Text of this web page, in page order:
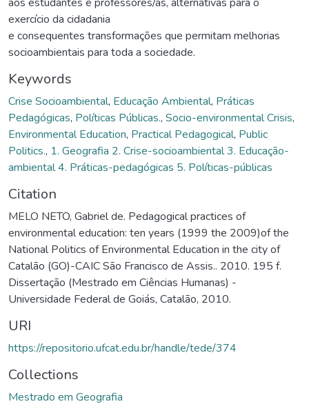
exercício da cidadania
e consequentes transformações que permitam melhorias
socioambientais para toda a sociedade.
Keywords
Crise Socioambiental, Educação Ambiental, Práticas
Pedagógicas, Políticas Públicas., Socio-environmental Crisis,
Environmental Education, Practical Pedagogical, Public
Politics., 1. Geografia 2. Crise-socioambiental 3. Educação-
ambiental 4. Práticas-pedagógicas 5. Políticas-públicas
Citation
MELO NETO, Gabriel de. Pedagogical practices of
environmental education: ten years (1999 the 2009)of the
National Politics of Environmental Education in the city of
Catalão (GO)-CAIC São Francisco de Assis.. 2010. 195 f.
Dissertação (Mestrado em Ciências Humanas) -
Universidade Federal de Goiás, Catalão, 2010.
URI
https://repositorio.ufcat.edu.br/handle/tede/374
Collections
Mestrado em Geografia